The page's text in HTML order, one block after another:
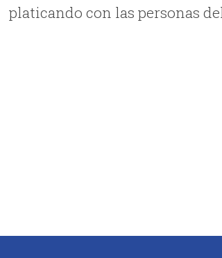
platicando con las personas